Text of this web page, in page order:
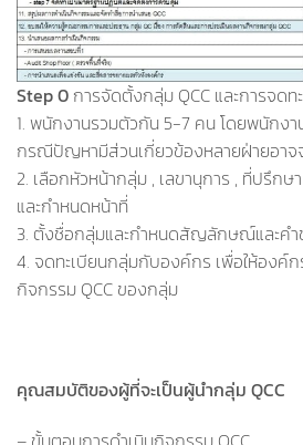
Step 0 การจัดตั้งกลุ่ม QCC และการจดท
1. พนักงานรวมตัวกัน 5-7 คน โดยพนักงา
กรณีปัญหามีส่วนเกี่ยวข้องหลายฝ่ายอาจ
2. เลือกหัวหน้ากลุ่ม , เลขานุการ , ที่ปรึก
และกำหนดหน้าที่
3. ตั้งชื่อกลุ่มและกำหนดสัญลักษณ์และค
4. จดทะเบียนกลุ่มกับองค์กร เพื่อให้องค์
กิจกรรม QCC ของกลุ่ม
คุณสมบัติของผู้ที่จะเป็นผู้นำกลุ่ม QCC